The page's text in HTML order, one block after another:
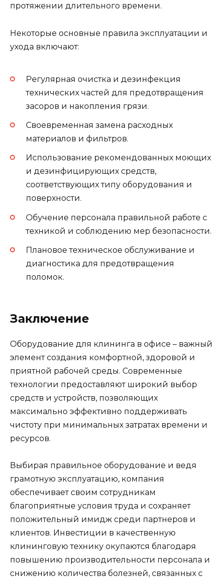
протяжении длительного времени.
Некоторые основные правила эксплуатации и
ухода включают:
Регулярная очистка и дезинфекция
технических частей для предотвращения
засоров и накопления грязи.
Своевременная замена расходных
материалов и фильтров.
Использование рекомендованных моющих
и дезинфицирующих средств,
соответствующих типу оборудования и
поверхности.
Обучение персонала правильной работе с
техникой и соблюдению мер безопасности.
Плановое техническое обслуживание и
диагностика для предотвращения
поломок.
Заключение
Оборудование для клининга в офисе – важный
элемент создания комфортной, здоровой и
приятной рабочей среды. Современные
технологии предоставляют широкий выбор
средств и устройств, позволяющих
максимально эффективно поддерживать
чистоту при минимальных затратах времени и
ресурсов.
Выбирая правильное оборудование и ведя
грамотную эксплуатацию, компания
обеспечивает своим сотрудникам
благоприятные условия труда и сохраняет
положительный имидж среди партнеров и
клиентов. Инвестиции в качественную
клининговую технику окупаются благодаря
повышению производительности персонала и
снижению количества болезней, связанных с